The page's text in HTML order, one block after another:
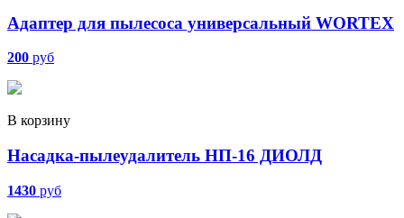
Адаптер для пылесоса универсальный WORTEX
200 руб
В корзину
Насадка-пылеудалитель НП-16 ДИОЛД
1430 руб